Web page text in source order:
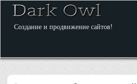
Создание и продвижение сайтов!